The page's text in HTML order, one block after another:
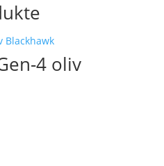
4 oliv